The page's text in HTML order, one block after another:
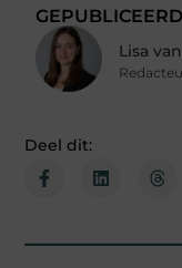
Lisa
Deel dit: